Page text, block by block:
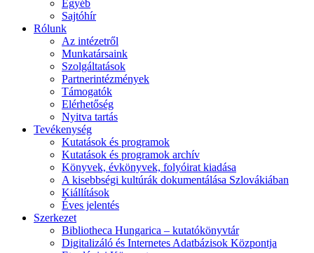
Egyéb
Sajtóhír
Rólunk
Az intézetről
Munkatársaink
Szolgáltatások
Partnerintézmények
Támogatók
Elérhetőség
Nyitva tartás
Tevékenység
Kutatások és programok
Kutatások és programok archív
Könyvek, évkönyvek, folyóirat kiadása
A kisebbségi kultúrák dokumentálása Szlovákiában
Kiállítások
Éves jelentés
Szerkezet
Bibliotheca Hungarica – kutatókönyvtár
Digitalizáló és Internetes Adatbázisok Központja